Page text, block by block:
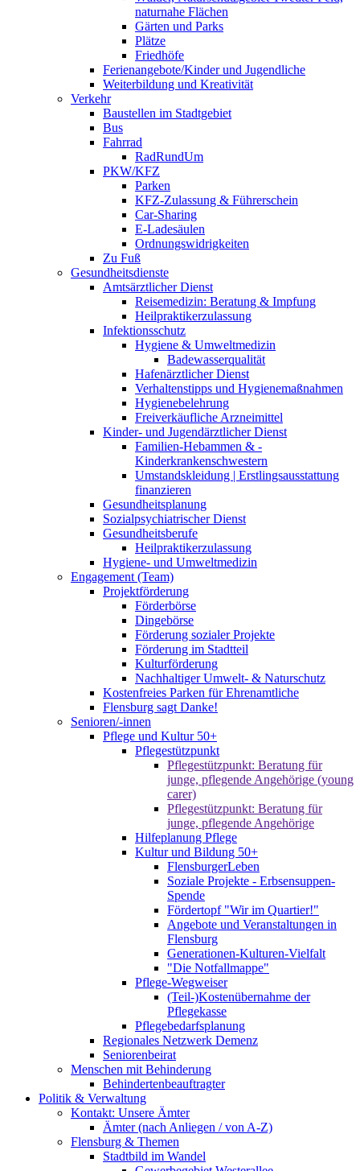
naturnahe Flächen
Gärten und Parks
Plätze
Friedhöfe
Ferienangebote/Kinder und Jugendliche
Weiterbildung und Kreativität
Verkehr
Baustellen im Stadtgebiet
Bus
Fahrrad
RadRundUm
PKW/KFZ
Parken
KFZ-Zulassung & Führerschein
Car-Sharing
E-Ladesäulen
Ordnungswidrigkeiten
Zu Fuß
Gesundheitsdienste
Amtsärztlicher Dienst
Reisemedizin: Beratung & Impfung
Heilpraktikerzulassung
Infektionsschutz
Hygiene & Umweltmedizin
Badewasserqualität
Hafenärztlicher Dienst
Verhaltenstipps und Hygienemaßnahmen
Hygienebelehrung
Freiverkäufliche Arzneimittel
Kinder- und Jugendärztlicher Dienst
Familien-Hebammen & -
Kinderkrankenschwestern
Umstandskleidung | Erstlingsausstattung
finanzieren
Gesundheitsplanung
Sozialpsychiatrischer Dienst
Gesundheitsberufe
Heilpraktikerzulassung
Hygiene- und Umweltmedizin
Engagement (Team)
Projektförderung
Förderbörse
Dingebörse
Förderung sozialer Projekte
Förderung im Stadtteil
Kulturförderung
Nachhaltiger Umwelt- & Naturschutz
Kostenfreies Parken für Ehrenamtliche
Flensburg sagt Danke!
Senioren/-innen
Pflege und Kultur 50+
Pflegestützpunkt
Pflegestützpunkt: Beratung für
junge, pflegende Angehörige (young
carer)
Pflegestützpunkt: Beratung für
junge, pflegende Angehörige
Hilfeplanung Pflege
Kultur und Bildung 50+
FlensburgerLeben
Soziale Projekte - Erbsensuppen-
Spende
Fördertopf "Wir im Quartier!"
Angebote und Veranstaltungen in
Flensburg
Generationen-Kulturen-Vielfalt
"Die Notfallmappe"
Pflege-Wegweiser
(Teil-)Kostenübernahme der
Pflegekasse
Pflegebedarfsplanung
Regionales Netzwerk Demenz
Seniorenbeirat
Menschen mit Behinderung
Behindertenbeauftragter
Politik & Verwaltung
Kontakt: Unsere Ämter
Ämter (nach Anliegen / von A-Z)
Flensburg & Themen
Stadtbild im Wandel